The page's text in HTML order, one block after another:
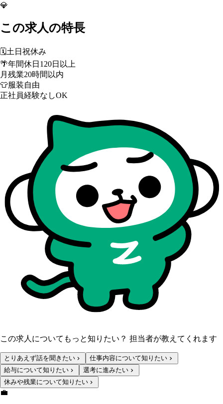
💎
この求人の特長
🗓️土日祝休み
🌴年間休日120日以上
月残業20時間以内
👕服装自由
正社員経験なしOK
この求人についてもっと知りたい？ 担当者が教えてくれます
とりあえず話を聞きたい
仕事内容について知りたい
給与について知りたい
選考に進みたい
休みや残業について知りたい
💼